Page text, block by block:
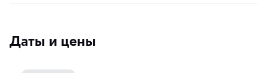
Даты и цены